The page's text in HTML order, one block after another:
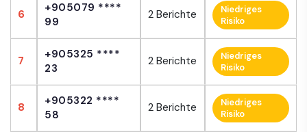
6
+905079 ****
99
2 Berichte
Niedriges
Risiko
7
+905325 ****
23
2 Berichte
Niedriges
Risiko
8
+905322 ****
58
2 Berichte
Niedriges
Risiko